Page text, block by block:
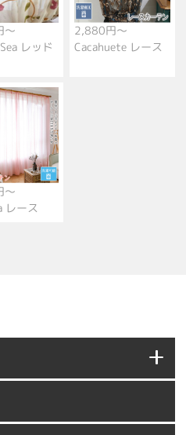
～
レッド
2,880円～
Cacahuete レース
～
レース